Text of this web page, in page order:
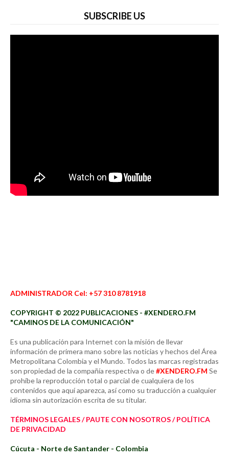
SUBSCRIBE US
ADMINISTRADOR Cel: +57 310 8781918
COPYRIGHT © 2022 PUBLICACIONES - #XENDERO.FM
"CAMINOS DE LA COMUNICACIÓN"
Es una publicación para Internet con la misión de llevar
información de primera mano sobre las noticias y hechos del Área
Metropolitana Colombia y el Mundo. Todos las marcas registradas
son propiedad de la compañía respectiva o de#XENDERO.FM Se
prohíbe la reproducción total o parcial de cualquiera de los
contenidos que aquí aparezca, así como su traducción a cualquier
idioma sin autorización escrita de su titular.
TÉRMINOS LEGALES / PAUTE CON NOSOTROS / POLÍTICA
DE PRIVACIDAD
Cúcuta - Norte de Santander - Colombia